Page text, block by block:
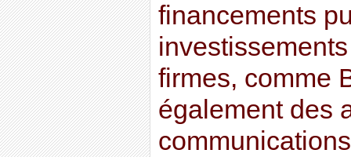
financements
firmes, comme
également des